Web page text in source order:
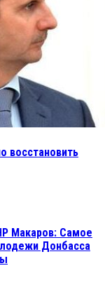
восстановить
Макаров: Самое
Донбасса